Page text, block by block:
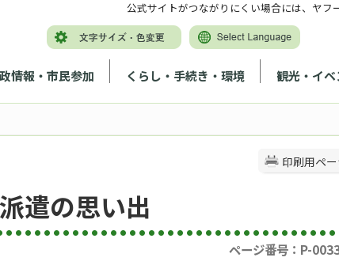
情報・市民参加 くらし・手続き・環境 観光・イ
公式サイトがつながりにくい場合には、ヤフ
印刷用ペ
遣の思い出
ページ番号：P-